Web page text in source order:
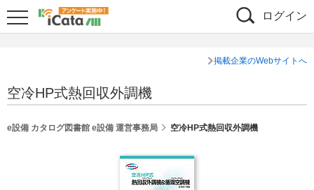
ログイン
掲載企業のWebサイトへ
空冷HP式熱回収外調機
e設備 カタログ図書館 e設備 運営事務局 空冷HP式熱回収外調機